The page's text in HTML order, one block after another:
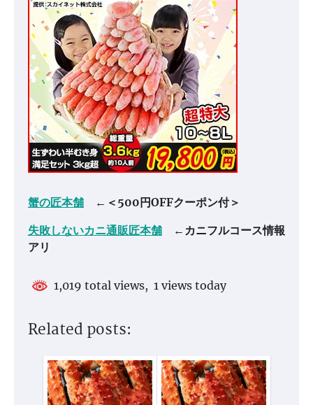
蟹の匠本舗 ←＜500円OFFクーポン付＞
失敗しないカニ通販匠本舗 ←カニフルコース情報
アリ
1,019 total views, 1 views today
Related posts: